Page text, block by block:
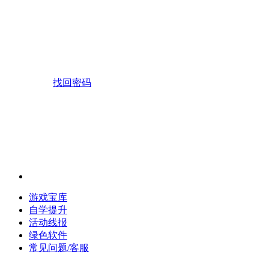
找回密码
游戏宝库
自学提升
活动线报
绿色软件
常见问题/客服